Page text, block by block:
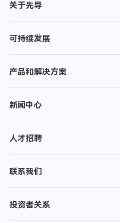
关于先导
可持续发展
产品和解决方案
新闻中心
人才招聘
联系我们
投资者关系